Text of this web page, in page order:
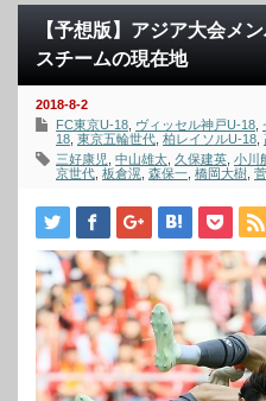
【予想版】アジア大会メ
スチームの現在地
2018-8-2
FC東京U-18 ヴィッセル神戸U-18
18 東京五輪世代 柏レイソルU-18
三好康児
中山雄太 久保建英 小川
京世代 板倉滉 森保一 橋岡大樹